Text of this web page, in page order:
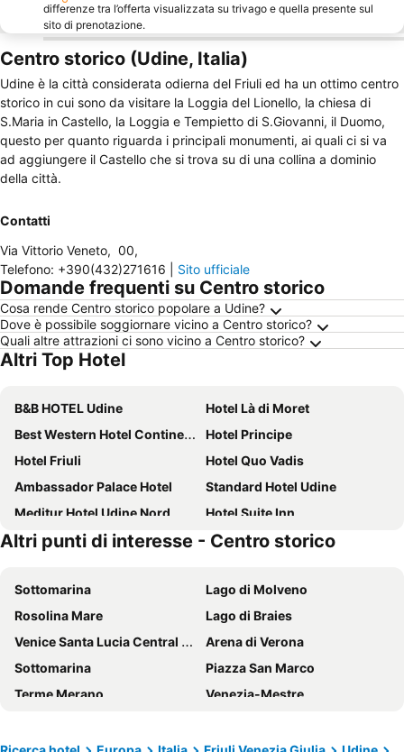
differenze tra l’offerta visualizzata su trivago e quella presente sul
sito di prenotazione.
Centro storico (Udine, Italia)
Udine è la città considerata odierna del Friuli ed ha un ottimo centro
storico in cui sono da visitare la Loggia del Lionello, la chiesa di
S.Maria in Castello, la Loggia e Tempietto di S.Giovanni, il Duomo,
questo per quanto riguarda i principali monumenti, ai quali ci si va
ad aggiungere il Castello che si trova su di una collina a dominio
della città.
Contatti
Via Vittorio Veneto, 00,
Telefono: +390(432)271616 Sito ufficiale
Domande frequenti su Centro storico
Cosa rende Centro storico popolare a Udine?
Dove è possibile soggiornare vicino a Centro storico?
Quali altre attrazioni ci sono vicino a Centro storico?
Altri Top Hotel
B&B HOTEL Udine
Hotel Là di Moret
Best Western Hotel Continental
Hotel Principe
Hotel Friuli
Hotel Quo Vadis
Ambassador Palace Hotel
Standard Hotel Udine
Meditur Hotel Udine Nord
Hotel Suite Inn
Hotel Ramandolo
Albergo Costantini
Hotel Executive Meeting & Events
Villaverde Hotel Spa&Golf Udine
Hotel Clocchiatti Next
Hotel Alle Due Palme
Hotel Cristallo
Allegria
Hotel Roma
Hotel Capri
Hotel Roma
Altebas
Albergo al Vecchio Tram
Tenuta Valdomini
Altri punti di interesse - Centro storico
Sottomarina
Lago di Molveno
Rosolina Mare
Lago di Braies
Venice Santa Lucia Central Station
Arena di Verona
Sottomarina
Piazza San Marco
Terme Merano
Venezia-Mestre
Veronafiere
Porto Santa Margherita